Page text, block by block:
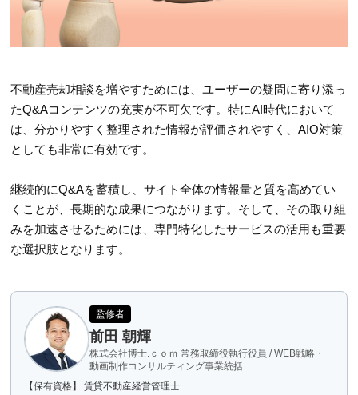
不動産売却相談を増やすためには、ユーザーの疑問に寄り添っ
たQ&Aコンテンツの充実が不可欠です。特にAI時代において
は、分かりやすく整理された情報が評価されやすく、AIO対策
としても非常に有効です。
継続的にQ&Aを蓄積し、サイト全体の情報量と質を高めてい
くことが、長期的な成果につながります。そして、その取り組
みを加速させるためには、専門特化したサービスの活用も重要
な選択肢となります。
監修者
前田 朝輝
株式会社博士.ｃｏｍ 常務取締役執行役員 / WEB戦略・
動画制作コンサルティング事業統括
【保有資格】 賃貸不動産経営管理士